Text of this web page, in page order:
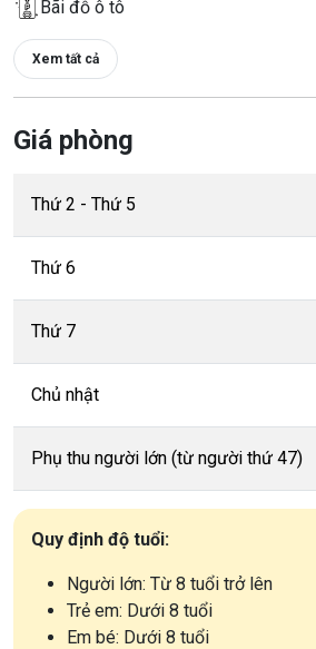
Bãi đỗ ô tô
Xem tất cả
Giá phòng
Thứ 2 - Thứ 5
Thứ 6
Thứ 7
Chủ nhật
Phụ thu người lớn (từ người thứ 47)
Quy định độ tuổi:
Người lớn: Từ 8 tuổi trở lên
Trẻ em: Dưới 8 tuổi
Em bé: Dưới 8 tuổi